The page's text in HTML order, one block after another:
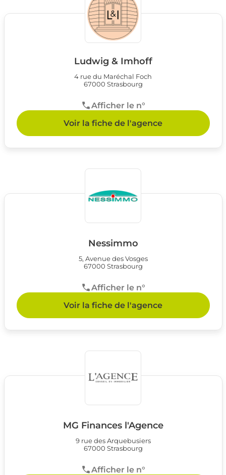
Ludwig & Imhoff
4 rue du Maréchal Foch
67000 Strasbourg
Afficher le n°
Voir la fiche de l'agence
Nessimmo
5, Avenue des Vosges
67000 Strasbourg
Afficher le n°
Voir la fiche de l'agence
MG Finances l'Agence
9 rue des Arquebusiers
67000 Strasbourg
Afficher le n°